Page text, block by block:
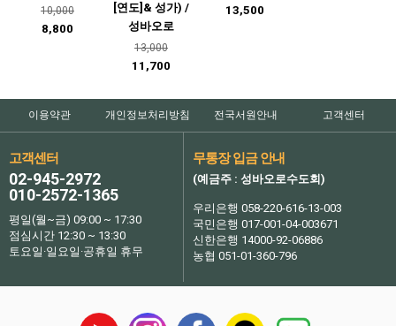
10,000
8,800
[연도]& 성가) /
성바오로
13,000
11,700
13,500
이용약관 개인정보처리방침 전국서원안내 고객센터
고객센터
02-945-2972
010-2572-1365
평일(월~금) 09:00 ~ 17:30
점심시간 12:30 ~ 13:30
토요일·일요일·공휴일 휴무
무통장 입금 안내
(예금주 : 성바오로수도회)
우리은행 058-220-616-13-003
국민은행 017-001-04-003671
신한은행 14000-92-06886
농협 051-01-360-796